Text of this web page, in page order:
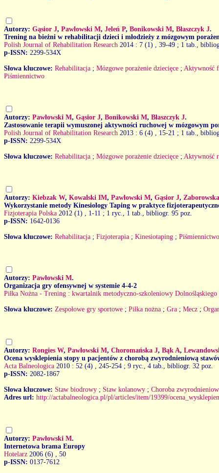
Autorzy: Gąsior J, Pawłowski M, Jeleń P, Bonikowski M, Błaszczyk J.
Trening na bieżni w rehabilitacji dzieci i młodzieży z mózgowym
Polish Journal of Rehabilitation Research 2014 : 7 (1)
, 39-49 ; 1 tab.,
p-ISSN: 2299-534X
Słowa kluczowe: Rehabilitacja ; Mózgowe porażenie dziecięce ; Aktywność
Piśmiennictwo
Autorzy: Pawłowski M, Gąsior J, Bonikowski M, Błaszczyk J.
Zastosowanie terapii wymuszonej aktywności ruchowej w mózgowym
Polish Journal of Rehabilitation Research 2013 : 6 (4)
, 15-21 ; 1 tab.,
p-ISSN: 2299-534X
Słowa kluczowe: Rehabilitacja ; Mózgowe porażenie dziecięce ; Aktywność
Autorzy: Kiebzak W, Kowalski IM, Pawłowski M, Gąsior J,
Wykorzystanie metody Kinesiology Taping w praktyce
Fizjoterapia Polska 2012 (1)
, 1-11 ; 1 ryc., 1 tab., bibliogr. 95 poz.
p-ISSN: 1642-0136
Słowa kluczowe: Rehabilitacja ; Fizjoterapia ; Kinesiotaping ; Piśmiennictwo
Autorzy: Pawłowski M.
Organizacja gry ofensywnej w systemie 4-4-2
Piłka Nożna - Trening : kwartalnik metodyczno-szkoleniowy
Słowa kluczowe: Zespołowe gry sportowe ; Piłka nożna ; Gra ; Mecz ;
Autorzy: Rongies W, Pawłowski M, Choromańska J, Bąk A,
Ocena wysklepienia stopy u pacjentów z chorobą zwyrodnieniową
Acta Balneologica 2010 : 52 (4)
, 245-254 ; 9 ryc., 4 tab., bibliogr. 32 poz.
p-ISSN: 2082-1867
Słowa kluczowe: Staw biodrowy ; Staw kolanowy ; Choroba
Adres url: http://actabalneologica.pl/pl/articles/item/19399/
Autorzy: Pawłowski M.
Internetowa brama Europy
Hotelarz 2006 (6)
, 50
p-ISSN: 0137-7612